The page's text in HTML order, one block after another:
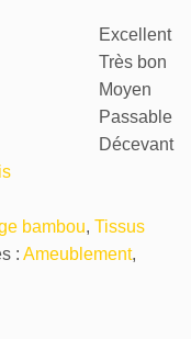
Excellent
Très bon
Moyen
Passable
Décevant
bambou, Tissus
: Ameublement,